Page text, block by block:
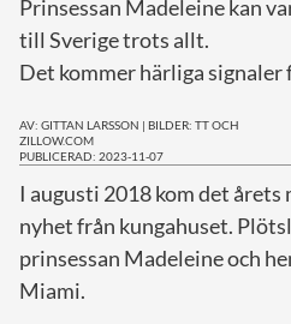
Prinsessan Madeleine kan
till Sverige trots allt.
Det kommer härliga signaler
AV: GITTAN LARSSON | BILDER: TT OCH
ZILLOW.COM
PUBLICERAD: 2023-11-07
I augusti 2018 kom det årets
nyhet från kungahuset.
prinsessan Madeleine och
Miami.